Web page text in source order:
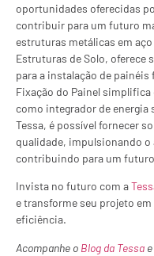
oportunidades oferecidas
contribuir para um futuro
estruturas metálicas em
Estruturas de Solo, oferece
para a instalação de
Fixação do Painel
como integrador de energia
Tessa, é possível fornecer
qualidade, impulsionando
contribuindo para um
Invista no futuro com a
e transforme seu projeto
eficiência.
Acompanhe o Blog da Tessa